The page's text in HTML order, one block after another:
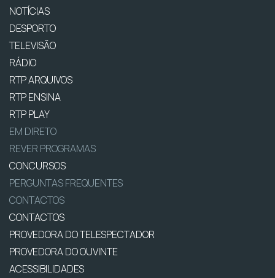
NOTÍCIAS
DESPORTO
TELEVISÃO
RÁDIO
RTP ARQUIVOS
RTP ENSINA
RTP PLAY
EM DIRETO
REVER PROGRAMAS
CONCURSOS
PERGUNTAS FREQUENTES
CONTACTOS
CONTACTOS
PROVEDORA DO TELESPECTADOR
PROVEDORA DO OUVINTE
ACESSIBILIDADES